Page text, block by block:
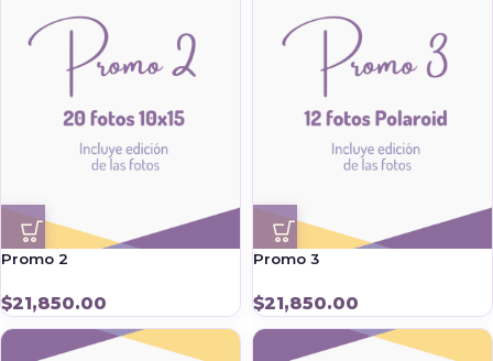
Promo 2
$21,850.00
Promo 3
$21,850.00